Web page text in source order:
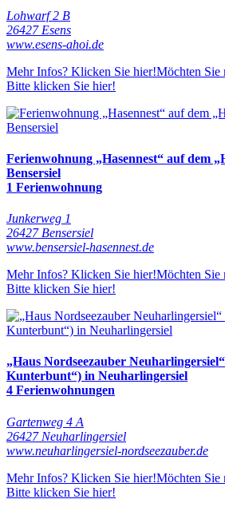
Lohwarf 2 B
26427 Esens
www.esens-ahoi.de
Mehr Infos? Klicken Sie hier!Möchten Sie
Bitte klicken Sie hier!
Ferienwohnung „Hasennest“ auf dem
Bensersiel
1 Ferienwohnung
Junkerweg 1
26427 Bensersiel
www.bensersiel-hasennest.de
Mehr Infos? Klicken Sie hier!Möchten Sie
Bitte klicken Sie hier!
„Haus Nordseezauber
Kunterbunt“) in Neuharlingersiel
4 Ferienwohnungen
Gartenweg 4 A
26427 Neuharlingersiel
www.neuharlingersiel-nordseezauber.de
Mehr Infos? Klicken Sie hier!Möchten Sie
Bitte klicken Sie hier!